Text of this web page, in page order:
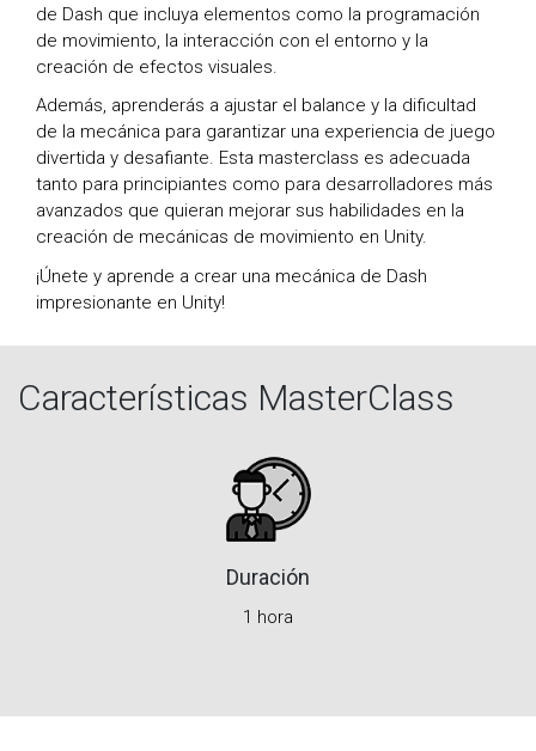
de Dash que incluya elementos como la programación
de movimiento, la interacción con el entorno y la
creación de efectos visuales.
Además, aprenderás a ajustar el balance y la dificultad
de la mecánica para garantizar una experiencia de juego
divertida y desafiante. Esta masterclass es adecuada
tanto para principiantes como para desarrolladores más
avanzados que quieran mejorar sus habilidades en la
creación de mecánicas de movimiento en Unity.
¡Únete y aprende a crear una mecánica de Dash
impresionante en Unity!
Características MasterClass
Duración
1 hora